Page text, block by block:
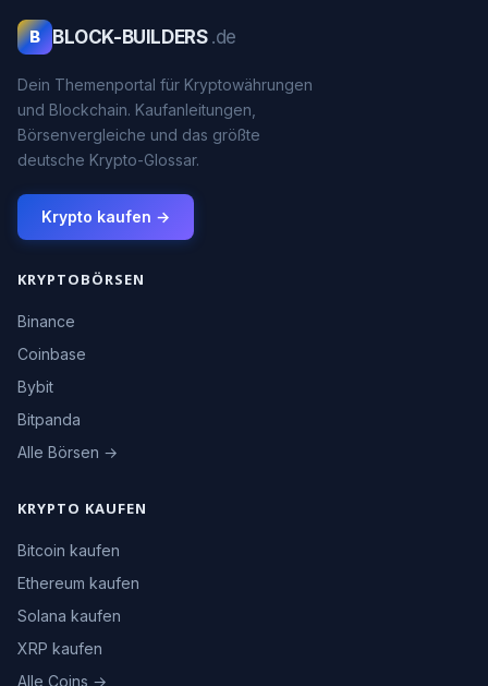
B BLOCK-BUILDERS .de
Dein Themenportal für Kryptowährungen
und Blockchain. Kaufanleitungen,
Börsenvergleiche und das größte
deutsche Krypto-Glossar.
Krypto kaufen →
KRYPTOBÖRSEN
Binance
Coinbase
Bybit
Bitpanda
Alle Börsen →
KRYPTO KAUFEN
Bitcoin kaufen
Ethereum kaufen
Solana kaufen
XRP kaufen
Alle Coins →